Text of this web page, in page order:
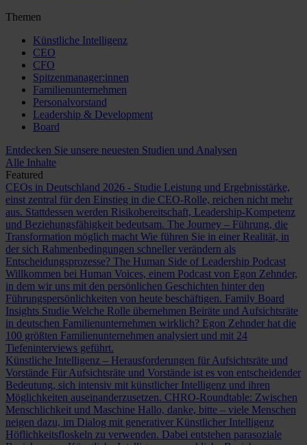
Themen
Künstliche Intelligenz
CEO
CFO
Spitzenmanager:innen
Familienunternehmen
Personalvorstand
Leadership & Development
Board
Entdecken Sie unsere neuesten Studien und Analysen
Alle Inhalte
Featured
CEOs in Deutschland 2026 - Studie Leistung und Ergebnisstärke,
einst zentral für den Einstieg in die CEO-Rolle, reichen nicht mehr
aus. Stattdessen werden Risikobereitschaft, Leadership-Kompetenz
und Beziehungsfähigkeit bedeutsam. The Journey – Führung, die
Transformation möglich macht Wie führen Sie in einer Realität, in
der sich Rahmenbedingungen schneller verändern als
Entscheidungsprozesse? The Human Side of Leadership Podcast
Willkommen bei Human Voices, einem Podcast von Egon Zehnder,
in dem wir uns mit den persönlichen Geschichten hinter den
Führungspersönlichkeiten von heute beschäftigen. Family Board
Insights Studie Welche Rolle übernehmen Beiräte und Aufsichtsräte
in deutschen Familienunternehmen wirklich? Egon Zehnder hat die
100 größten Familienunternehmen analysiert und mit 24
Tiefeninterviews geführt.
Künstliche Intelligenz – Herausforderungen für Aufsichtsräte und
Vorstände Für Aufsichtsräte und Vorstände ist es von entscheidender
Bedeutung, sich intensiv mit künstlicher Intelligenz und ihren
Möglichkeiten auseinanderzusetzen. CHRO-Roundtable: Zwischen
Menschlichkeit und Maschine Hallo, danke, bitte – viele Menschen
neigen dazu, im Dialog mit generativer Künstlicher Intelligenz
Höflichkeitsfloskeln zu verwenden. Dabei entstehen parasoziale